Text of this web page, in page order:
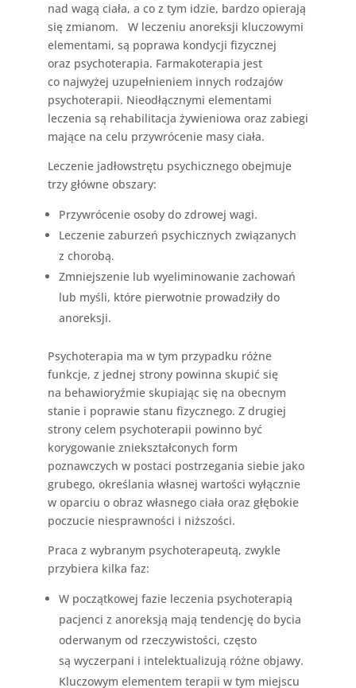
nad wagą ciała, a co z tym idzie, bardzo opierają
się zmianom. W leczeniu anoreksji kluczowymi
elementami, są poprawa kondycji fizycznej
oraz psychoterapia. Farmakoterapia jest
co najwyżej uzupełnieniem innych rodzajów
psychoterapii. Nieodłącznymi elementami
leczenia są rehabilitacja żywieniowa oraz zabiegi
mające na celu przywrócenie masy ciała.
Leczenie jadłowstrętu psychicznego obejmuje
trzy główne obszary:
Przywrócenie osoby do zdrowej wagi.
Leczenie zaburzeń psychicznych związanych
z chorobą.
Zmniejszenie lub wyeliminowanie zachowań
lub myśli, które pierwotnie prowadziły do ​
anoreksji.
Psychoterapia ma w tym przypadku różne
funkcje, z jednej strony powinna skupić się
na behawioryźmie skupiając się na obecnym
stanie i poprawie stanu fizycznego. Z drugiej
strony celem psychoterapii powinno być
korygowanie zniekształconych form
poznawczych w postaci postrzegania siebie jako
grubego, określania własnej wartości wyłącznie
w oparciu o obraz własnego ciała oraz głębokie
poczucie niesprawności i niższości.
Praca z wybranym psychoterapeutą, zwykle
przybiera kilka faz:
W początkowej fazie leczenia psychoterapią
pacjenci z anoreksją mają tendencję do bycia
oderwanym od rzeczywistości, często
są wyczerpani i intelektualizują różne objawy.
Kluczowym elementem terapii w tym miejscu